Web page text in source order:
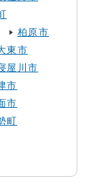
柏原市
東市
屋川市
市
市
町